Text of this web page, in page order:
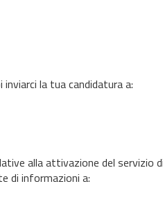
la tua candidatura a:
alla attivazione del
di informazioni a: